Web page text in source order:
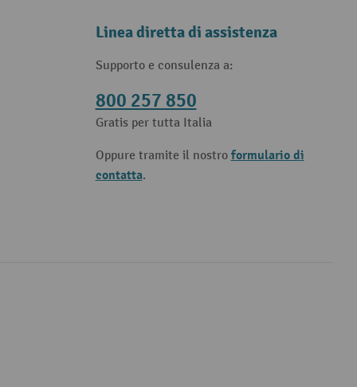
Linea diretta di assistenza
Supporto e consulenza a:
800 257 850
Gratis per tutta Italia
Oppure tramite il nostro formulario di
contatta.